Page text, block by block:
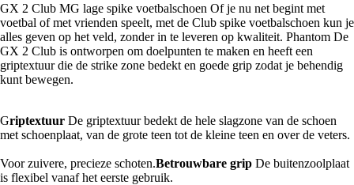
GX 2 Club MG lage spike voetbalschoen Of je nu net begint met
voetbal of met vrienden speelt, met de Club spike voetbalschoen kun je
alles geven op het veld, zonder in te leveren op kwaliteit. Phantom De
GX 2 Club is ontworpen om doelpunten te maken en heeft een
griptextuur die de strike zone bedekt en goede grip zodat je behendig
kunt bewegen.
Griptextuur De griptextuur bedekt de hele slagzone van de schoen
met schoenplaat, van de grote teen tot de kleine teen en over de veters.
Voor zuivere, precieze schoten.Betrouwbare grip De buitenzoolplaat
is flexibel vanaf het eerste gebruik.